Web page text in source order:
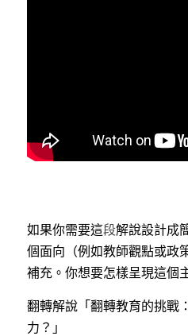
如果你需要這段解說設計成
個面向（例如教師觀點或政
補充。你想要怎樣呈現這個
翻轉解說「翻轉教育的挑戰
力？」